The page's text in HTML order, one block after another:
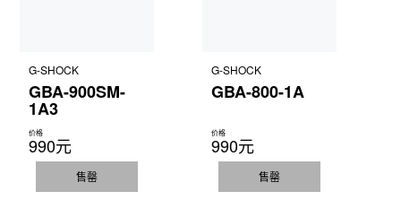
G-SHOCK
GBA-900SM-
1A3
价格
990元
售罄
G-SHOCK
GBA-800-1A
价格
990元
售罄